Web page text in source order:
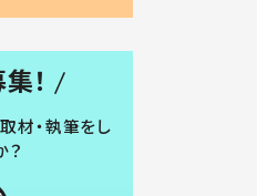
！
材・執筆をし
？